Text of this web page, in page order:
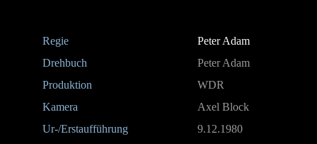
Regie
Peter Adam
Drehbuch
Peter Adam
Produktion
WDR
Kamera
Axel Block
Ur-/Erstaufführung
9.12.1980